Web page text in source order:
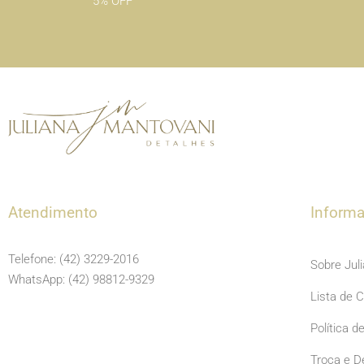
Atendimento
Telefone: (42) 3229-2016
WhatsApp: (42) 98812-9329
Sobre
Lista de
Política
Troca e